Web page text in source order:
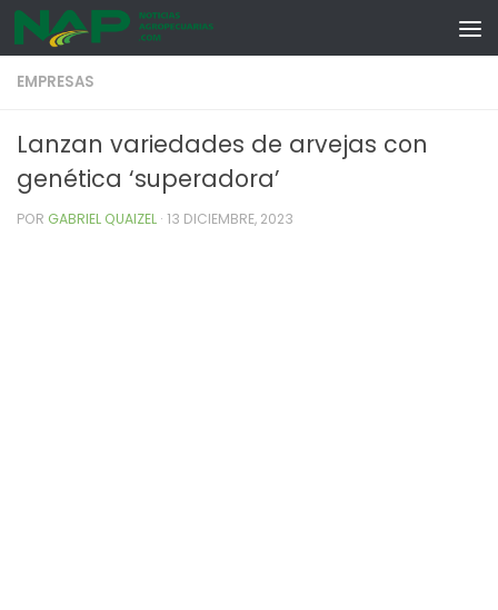
Skip to content
EMPRESAS
Lanzan variedades de arvejas con
genética ‘superadora’
POR GABRIEL QUAIZEL · 13 DICIEMBRE, 2023